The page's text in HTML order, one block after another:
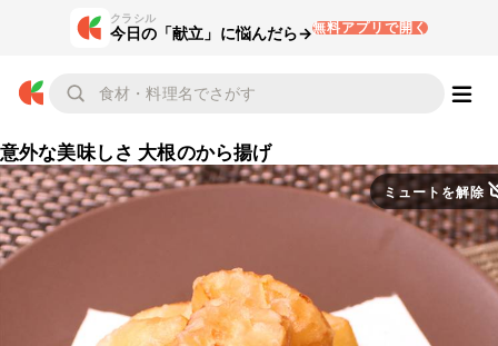
クラシル
今日の「献立」に悩んだら→無料アプリで開く
意外な美味しさ 大根のから揚げ
ミュートを解除